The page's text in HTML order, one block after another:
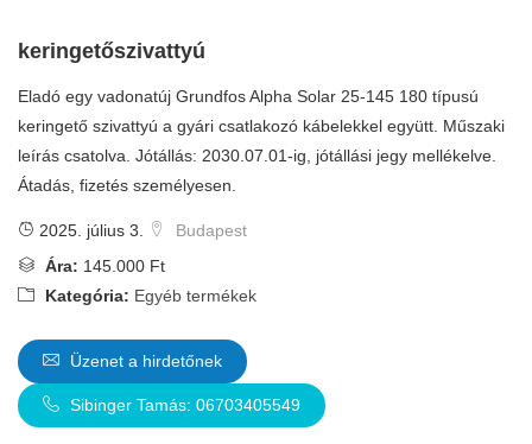
keringetőszivattyú
Eladó egy vadonatúj Grundfos Alpha Solar 25-145 180 típusú
keringető szivattyú a gyári csatlakozó kábelekkel együtt. Műszaki
leírás csatolva. Jótállás: 2030.07.01-ig, jótállási jegy mellékelve.
Átadás, fizetés személyesen.
2025. július 3.
Budapest
Ára: 145.000 Ft
Kategória: Egyéb termékek
Üzenet a hirdetőnek
Sibinger Tamás: 06703405549